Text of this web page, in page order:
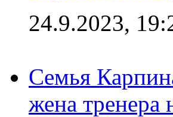
24.9.2023,
Семья
жена тренера